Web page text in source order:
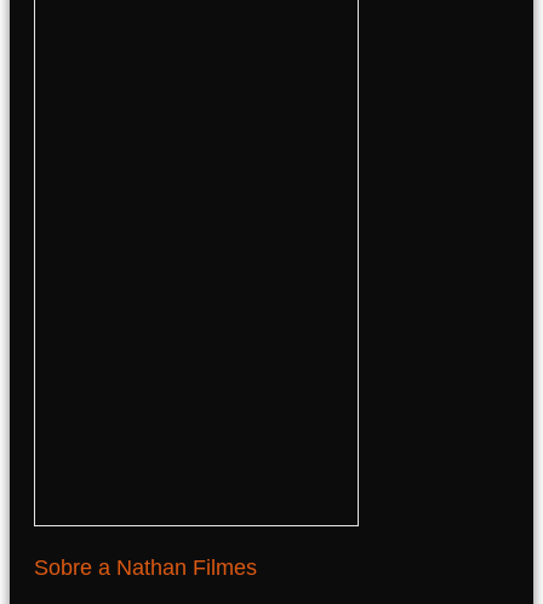
Sobre a Nathan Filmes